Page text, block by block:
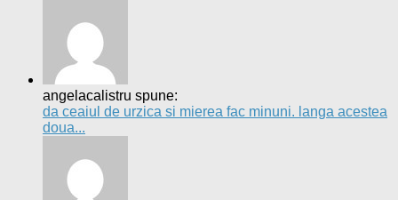
angelacalistru spune:
da ceaiul de urzica si mierea fac minuni. langa acestea
doua...